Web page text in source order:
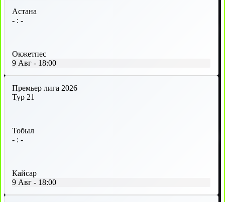
Астана
- : -
Окжетпес
9 Авг - 18:00
Премьер лига 2026
Тур 21
Тобыл
- : -
Кайсар
9 Авг - 18:00